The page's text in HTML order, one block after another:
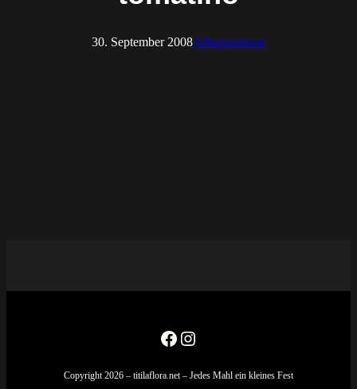
30. September 2008Alltagsnotizen
Facebook
Instagram
Copyright 2026 – titilaflora.net – Jedes Mahl ein kleines Fest